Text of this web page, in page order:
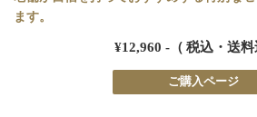
ます。
¥12,960 -（ 税込・送料
ご購入ページ